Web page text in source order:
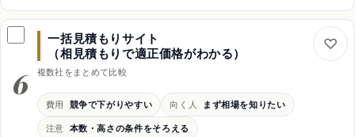
費用感
低木1,500〜2,000円・中木3,000〜4,000円程度/本
強み
高所散布・薬剤選定・飛散対策までお任せ
注意
最低受注額・出張費の有無を確認
剪定や他の木とまとめて依頼
6
一括見積もりサイト
（相見積もりで適正価格がわかる）
複数社をまとめて比較
費用 競争で下がりやすい 向く人
まず相場を知りたい
注意 本数・高さの条件をそろえる